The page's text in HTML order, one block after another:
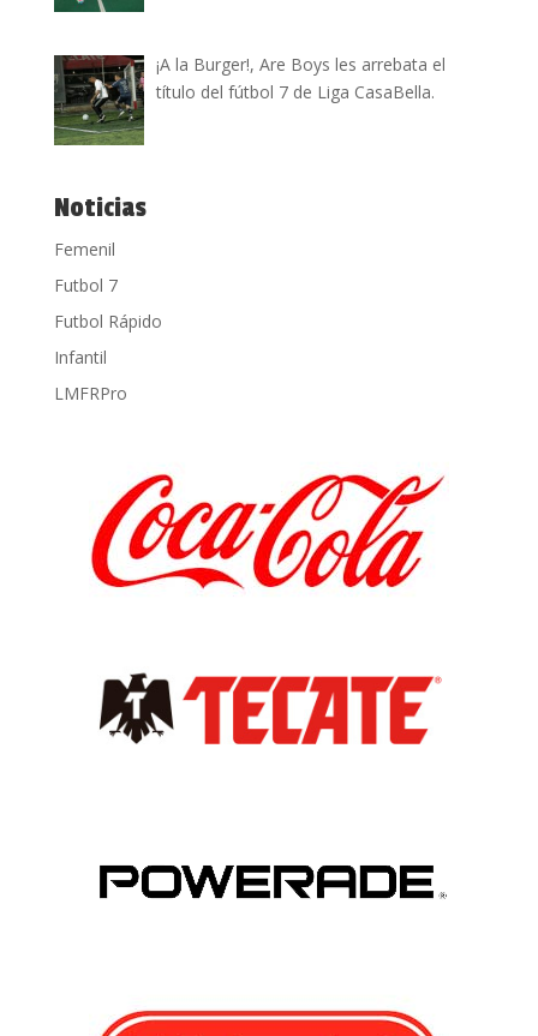
¡A la Burger!, Are Boys les arrebata el
título del fútbol 7 de Liga CasaBella.
Noticias
Femenil
Futbol 7
Futbol Rápido
Infantil
LMFRPro